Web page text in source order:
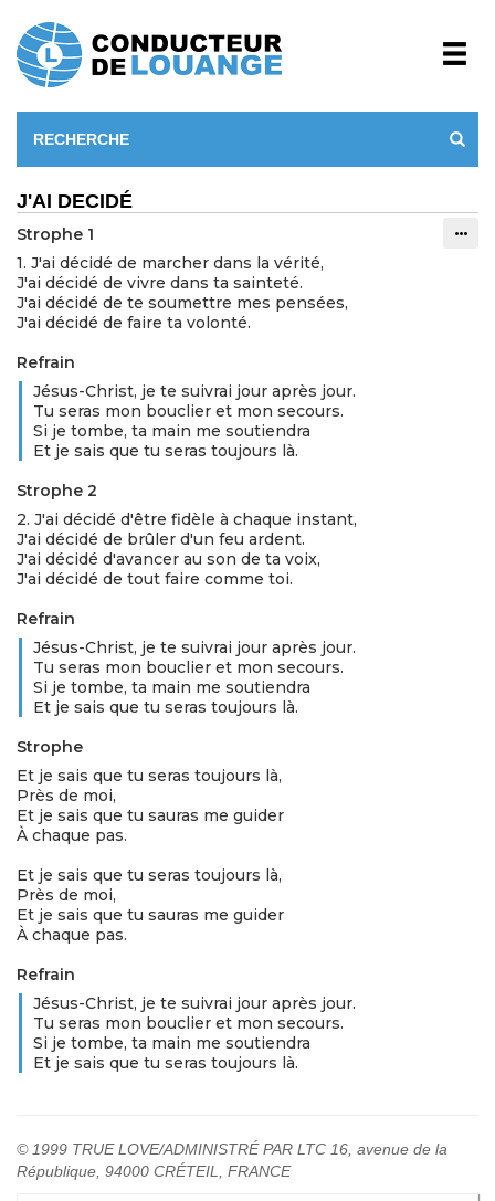
J'AI DECIDÉ
Strophe 1
1. J'ai décidé de marcher dans la vérité,
J'ai décidé de vivre dans ta sainteté.
J'ai décidé de te soumettre mes pensées,
J'ai décidé de faire ta volonté.
Refrain
Jésus-Christ, je te suivrai jour après jour.
Tu seras mon bouclier et mon secours.
Si je tombe, ta main me soutiendra
Et je sais que tu seras toujours là.
Strophe 2
2. J'ai décidé d'être fidèle à chaque instant,
J'ai décidé de brûler d'un feu ardent.
J'ai décidé d'avancer au son de ta voix,
J'ai décidé de tout faire comme toi.
Refrain
Jésus-Christ, je te suivrai jour après jour.
Tu seras mon bouclier et mon secours.
Si je tombe, ta main me soutiendra
Et je sais que tu seras toujours là.
Strophe
Et je sais que tu seras toujours là,
Près de moi,
Et je sais que tu sauras me guider
À chaque pas.
Et je sais que tu seras toujours là,
Près de moi,
Et je sais que tu sauras me guider
À chaque pas.
Refrain
Jésus-Christ, je te suivrai jour après jour.
Tu seras mon bouclier et mon secours.
Si je tombe, ta main me soutiendra
Et je sais que tu seras toujours là.
© 1999 TRUE LOVE/ADMINISTRÉ PAR LTC 16, avenue de la
République, 94000 CRÉTEIL, FRANCE